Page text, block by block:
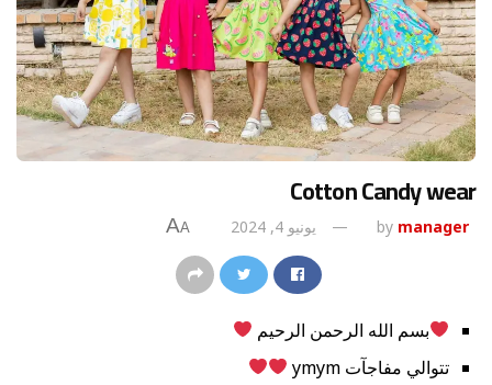
Cotton Candy wear
by manager يونيو 4, 2024 A
A
بسم الله الرحمن الرحيم
تتوالي مفاجآت ymym